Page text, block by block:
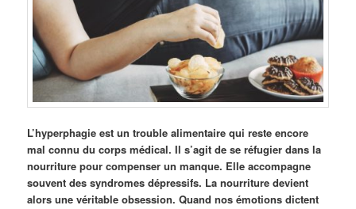
L’hyperphagie est un trouble alimentaire qui reste encore
mal connu du corps médical. Il s’agit de se réfugier dans la
nourriture pour compenser un manque. Elle accompagne
souvent des syndromes dépressifs. La nourriture devient
alors une véritable obsession. Quand nos émotions dictent